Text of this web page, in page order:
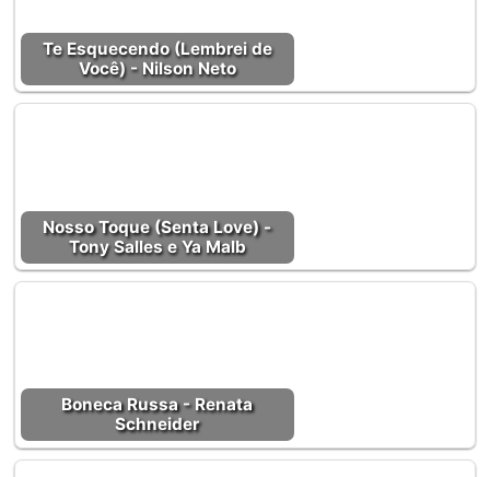
Te Esquecendo (Lembrei de
Você) - Nilson Neto
Nosso Toque (Senta Love) -
Tony Salles e Ya Malb
Boneca Russa - Renata
Schneider